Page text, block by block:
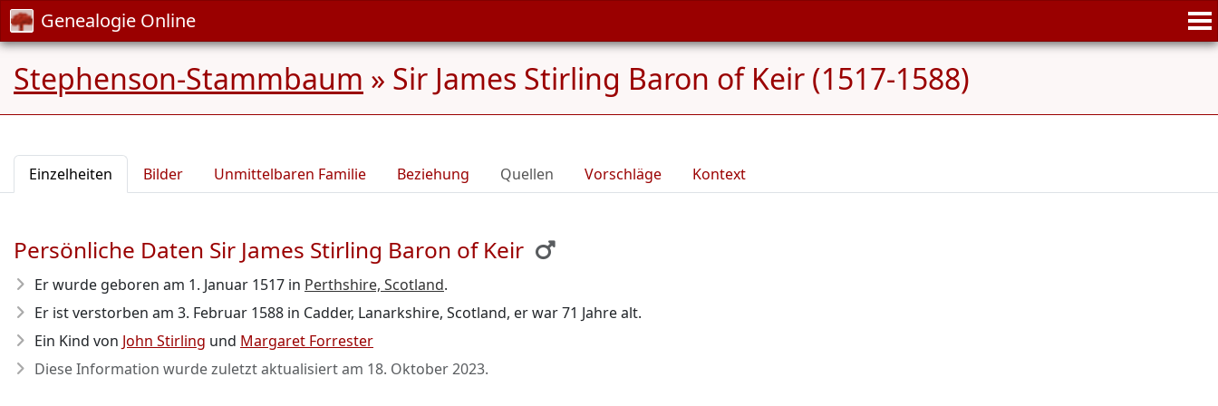
Genealogie Online
Stephenson-Stammbaum » Sir James Stirling Baron of Keir (1517-1588)
Einzelheiten Bilder Unmittelbaren Familie Beziehung Quellen Vorschläge Kontext
Persönliche Daten Sir James Stirling Baron of Keir
Er wurde geboren am 1. Januar 1517 in Perthshire, Scotland.
Er ist verstorben am 3. Februar 1588 in Cadder, Lanarkshire, Scotland, er war 71 Jahre alt.
Ein Kind von John Stirling und Margaret Forrester
Diese Information wurde zuletzt aktualisiert am 18. Oktober 2023.